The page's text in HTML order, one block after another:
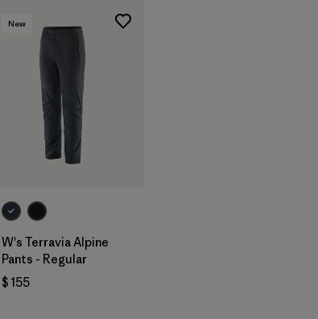
New
W's Terravia Alpine
Pants - Regular
$ 155